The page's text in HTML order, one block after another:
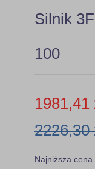
Silnik
100
1981,41
2226,30
Najniższa